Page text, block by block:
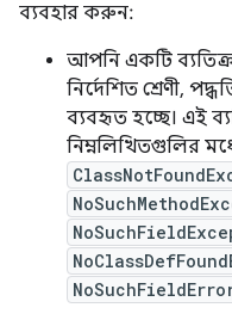
ব্যবহার করুন:
আপনি একটি
নির্দেশিত শ্রেণী,
ব্যবহৃত হচ্ছে। এই
নিম্নলিখিতগুলির